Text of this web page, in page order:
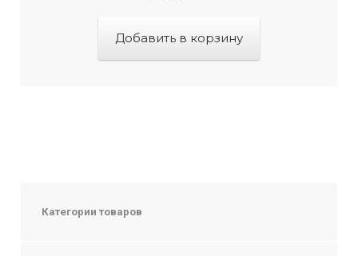
Добавить в корзину
Категории товаров